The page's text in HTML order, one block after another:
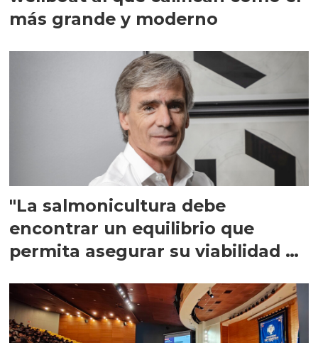
más grande y moderno
"La salmonicultura debe
encontrar un equilibrio que
permita asegurar su viabilidad de